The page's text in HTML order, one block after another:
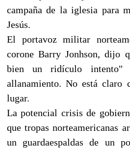
campaña de la iglesia para
Jesús.
El portavoz militar
corone Barry Jonhson, dijo
bien un ridículo intento"
allanamiento. No está claro
lugar.
La potencial crisis de
que tropas norteamericanas
un guardaespaldas de un